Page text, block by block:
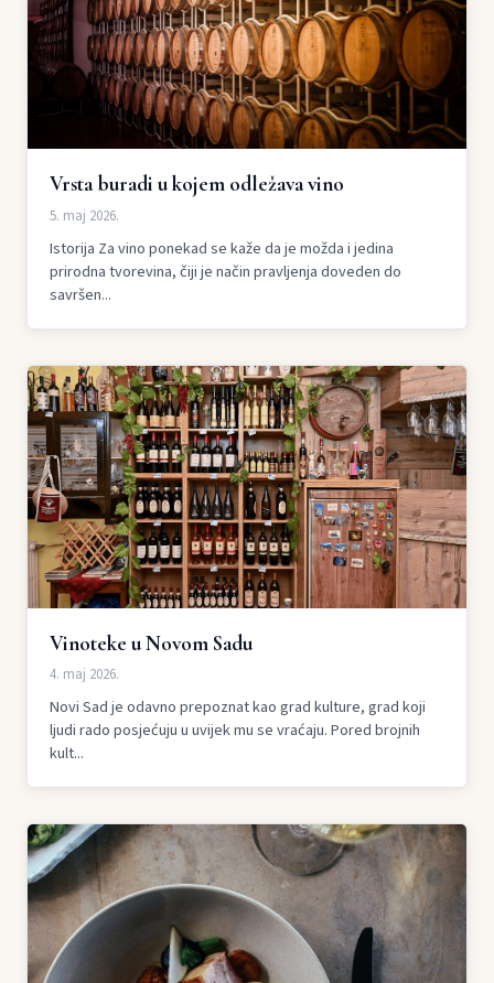
Vrsta buradi u kojem odležava vino
5. maj 2026.
Istorija Za vino ponekad se kaže da je možda i jedina
prirodna tvorevina, čiji je način pravljenja doveden do
savršen...
Vinoteke u Novom Sadu
4. maj 2026.
Novi Sad je odavno prepoznat kao grad kulture, grad koji
ljudi rado posjećuju u uvijek mu se vraćaju. Pored brojnih
kult...